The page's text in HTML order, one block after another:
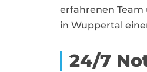
erfahrenen
in Wuppertal
24/7